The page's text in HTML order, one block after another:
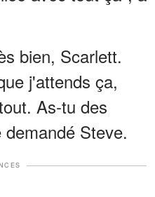
bien, Scarlett.
j'attends ça,
As-tu des
Steve.